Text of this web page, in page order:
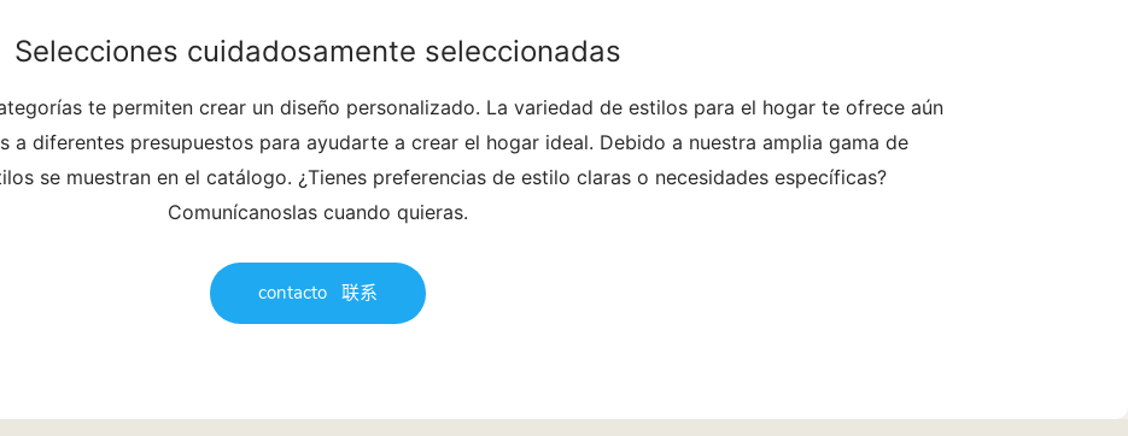
Selecciones cuidadosamente seleccionadas
te permiten crear un diseño personalizado. La variedad de estilos para el hogar te ofrece aún
a diferentes presupuestos para ayudarte a crear el hogar ideal. Debido a nuestra amplia gama de
se muestran en el catálogo. ¿Tienes preferencias de estilo claras o necesidades específicas?
Comunícanoslas cuando quieras.
contacto 联系